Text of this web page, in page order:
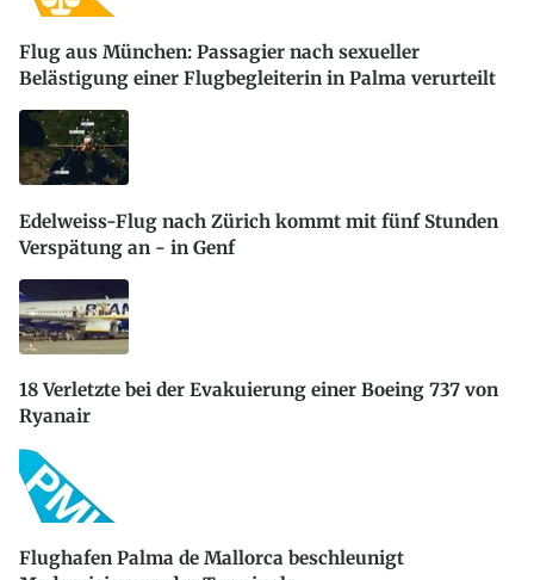
Flug aus München: Passagier nach sexueller
Belästigung einer Flugbegleiterin in Palma verurteilt
Edelweiss-Flug nach Zürich kommt mit fünf Stunden
Verspätung an - in Genf
18 Verletzte bei der Evakuierung einer Boeing 737 von
Ryanair
Flughafen Palma de Mallorca beschleunigt